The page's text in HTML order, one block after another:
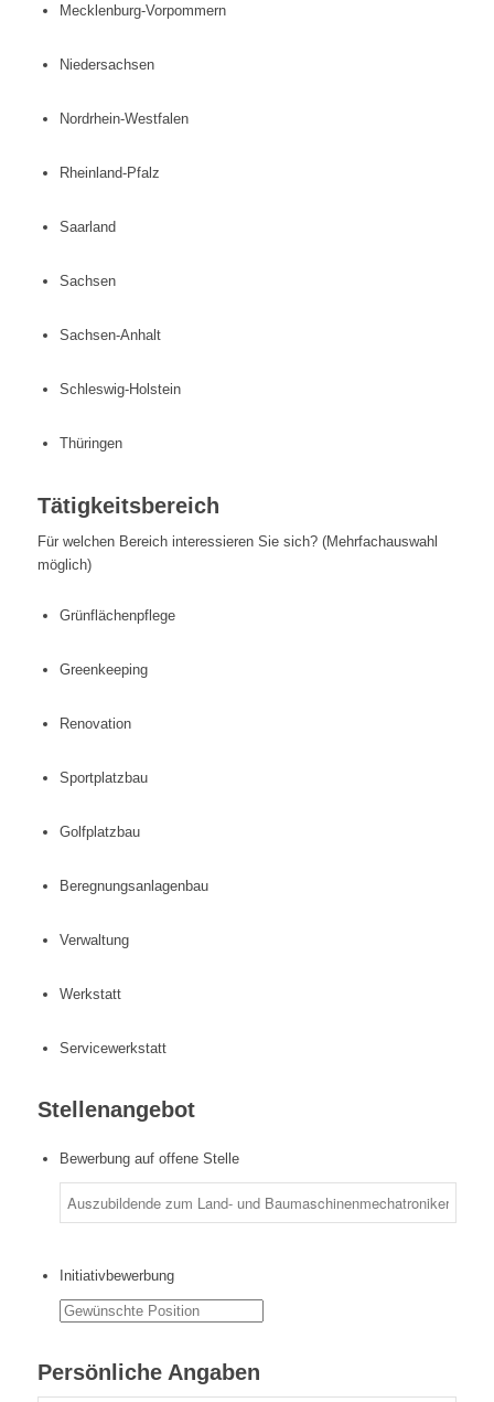
Mecklenburg-Vorpommern
Niedersachsen
Nordrhein-Westfalen
Rheinland-Pfalz
Saarland
Sachsen
Sachsen-Anhalt
Schleswig-Holstein
Thüringen
Tätigkeitsbereich
Für welchen Bereich interessieren Sie sich? (Mehrfachauswahl
möglich)
Grünflächenpflege
Greenkeeping
Renovation
Sportplatzbau
Golfplatzbau
Beregnungsanlagenbau
Verwaltung
Werkstatt
Servicewerkstatt
Stellenangebot
Bewerbung auf offene Stelle
Initiativbewerbung
Persönliche Angaben